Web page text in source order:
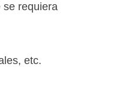
se requiera
etc.